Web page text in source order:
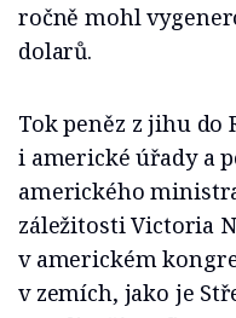
ročně mohl
dolarů.
Tok peněz z jihu do
i americké úřady a
amerického
záležitosti Victoria
v americkém
v zemích, jako je